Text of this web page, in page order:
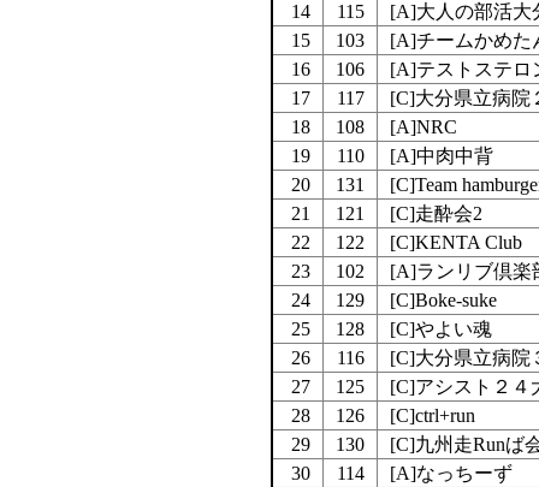
14
115
[A]大人の部活大
15
103
[A]チームかめた
16
106
[A]テストステロ
17
117
[C]大分県立病院
18
108
[A]NRC
19
110
[A]中肉中背
20
131
[C]Team
21
121
[C]走酔会2
22
122
[C]KENTA Club
23
102
[A]ランリブ倶楽
24
129
[C]Boke-suke
25
128
[C]やよい魂
26
116
[C]大分県立病院
27
125
[C]アシスト２４
28
126
[C]ctrl+run
29
130
[C]九州走Runば
30
114
[A]なっちーず